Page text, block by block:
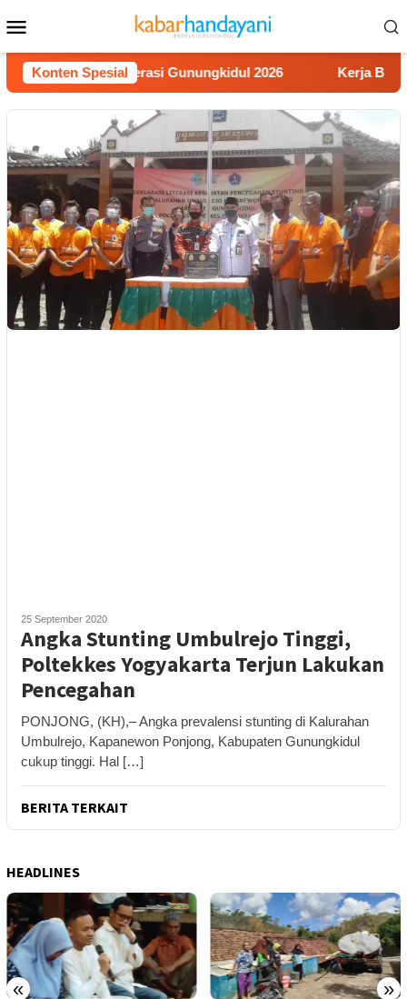
ke
kontenMobile
Konten Spesial
Video Literasi Gunungkidul 2026 Kerja Buruh
25 September 2020
Angka Stunting Umbulrejo Tinggi,
Poltekkes Yogyakarta Terjun Lakukan
Pencegahan
PONJONG, (KH),– Angka prevalensi stunting di Kalurahan
Umbulrejo, Kapanewon Ponjong, Kabupaten Gunungkidul
cukup tinggi. Hal […]
BERITA TERKAIT
HEADLINES
« »